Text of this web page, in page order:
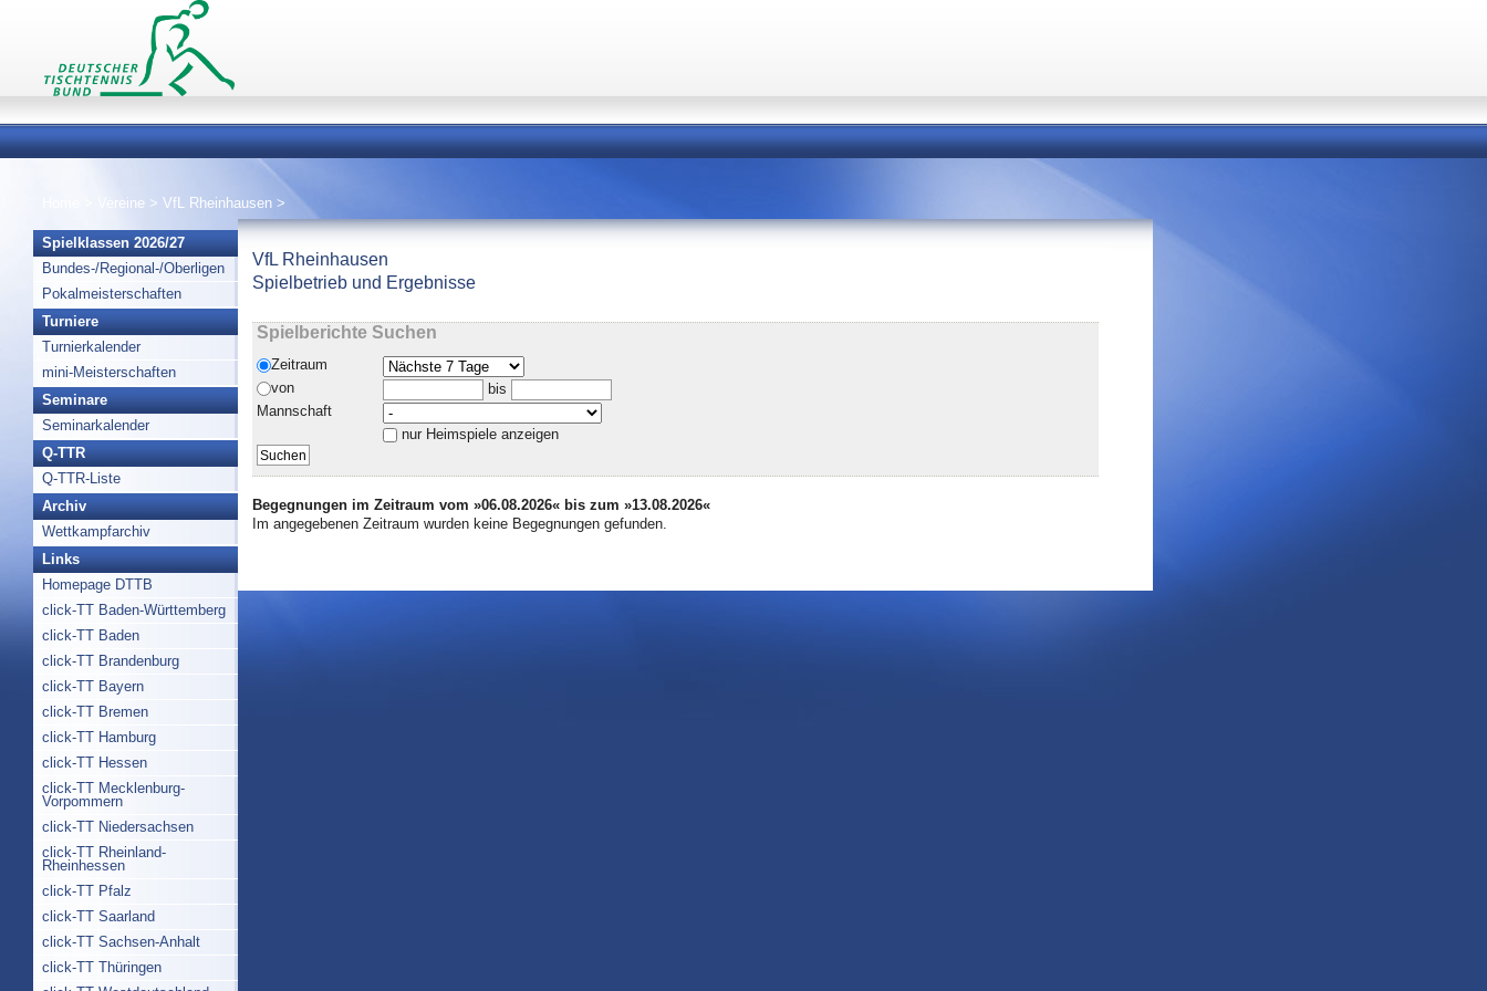
Vereine > VfL Rheinhausen >
Spielklassen 2026/27
Bundes-/Regional-/Oberligen
Pokalmeisterschaften
Turniere
Turnierkalender
mini-Meisterschaften
Seminare
Seminarkalender
Q-TTR
Q-TTR-Liste
Archiv
Wettkampfarchiv
Links
Homepage DTTB
click-TT Baden-Württemberg
click-TT Baden
click-TT Brandenburg
click-TT Bayern
click-TT Bremen
click-TT Hamburg
click-TT Hessen
click-TT Mecklenburg-
Vorpommern
click-TT Niedersachsen
click-TT Rheinland-
Rheinhessen
click-TT Pfalz
click-TT Saarland
click-TT Sachsen-Anhalt
click-TT Thüringen
VfL Rheinhausen
Spielbetrieb und Ergebnisse
Spielberichte Suchen
Zeitraum
von
bis
Mannschaft
nur Heimspiele anzeigen
Begegnungen im Zeitraum vom »06.08.2026« bis zum »13.08.2026«
Im angegebenen Zeitraum wurden keine Begegnungen gefunden.